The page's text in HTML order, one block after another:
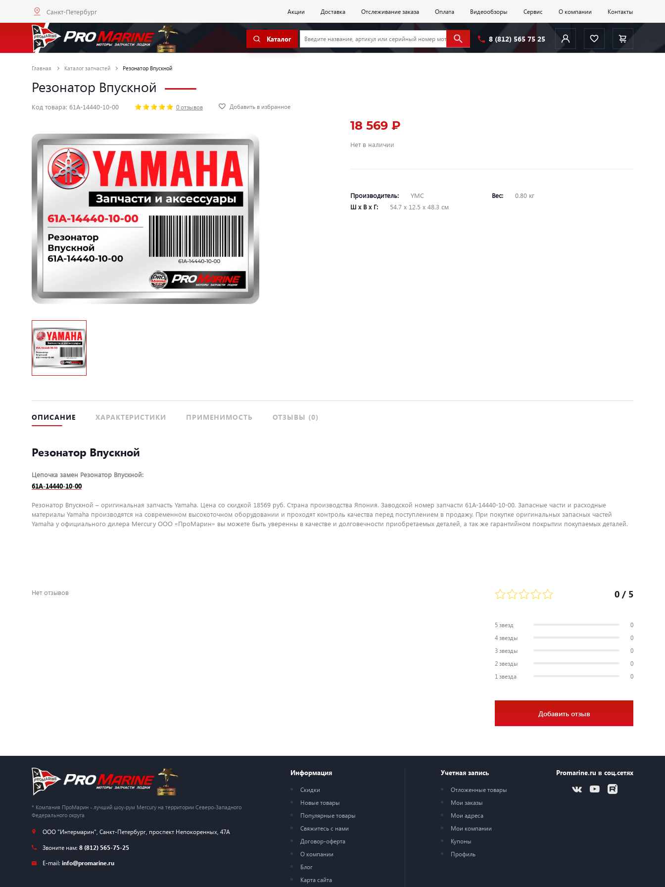
Санкт-Петербург Акции Доставка Отслеживание заказа Оплата Видеообзоры Сервис О компании Контакты
Каталог 8 (812) 565 75 25
Главная Каталог запчастей Резонатор Впускной
Резонатор Впускной
Код товара: 61A-14440-10-00 0 отзывов Добавить в избранное
18 569 ₽
Нет в наличии
Производитель: YMC Вес:
0.80 кг
Ш х В х Г:
54.7 х 12.5 х 48.3 см
ОПИСАНИЕ ХАРАКТЕРИСТИКИ ПРИМЕНИМОСТЬ ОТЗЫВЫ (0)
Резонатор Впускной
Цепочка замен Резонатор Впускной:
61A-14440-10-00
Резонатор Впускной – оригинальная запчасть Yamaha. Цена со скидкой 18569 руб. Страна производства Япония. Заводской номер запчасти 61A-14440-10-00. Запасные части и расходные
материалы Yamaha производятся на современном высокоточном оборудовании и проходят контроль качества перед поступлением в продажу. При покупке оригинальных запасных частей
Yamaha у официального дилера Mercury ООО «ПроМарин» вы можете быть уверенны в качестве и долговечности приобретаемых деталей, а так же гарантийном покрытии покупаемых деталей.
0 / 5
5 звезд
0
4 звезды
0
3 звезды
0
2 звезды
0
1 звезда
0
Добавить отзыв
Нет отзывов
* Компания ПроМарин - лучший шоу-рум Mercury на территории Северо-Западного
Федерального округа
ООО "Интермарин" Санкт-Петербург, проспект Непокоренных, 47А
Звоните нам: 8 (812) 565-75-25
E-mail: info@promarine.ru
Информация
Скидки
Новые товары
Популярные товары
Свяжитесь с нами
Договор-оферта
О компании
Блог
Карта сайта
Учетная запись
Отложенные товары
Мои заказы
Мои адреса
Мои компании
Купоны
Профиль
Promarine.ru в соц.сетях